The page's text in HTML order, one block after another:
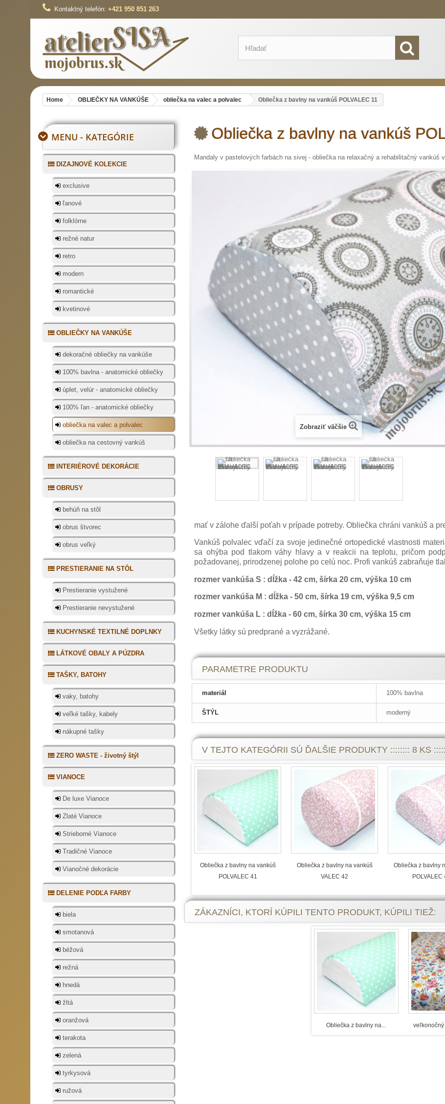
Kontaktný telefón: +421 950 851 263
Home OBLIEČKY NA VANKÚŠE obliečka na valec a polvalec Obliečka z bavlny na vankúš POLVALEC 11
MENU - KATEGÓRIE
DIZAJNOVÉ KOLEKCIE
exclusive
ľanové
folklórne
režné natur
retro
modern
romantické
kvetinové
OBLIEČKY NA VANKÚŠE
dekoračné obliečky na vankúše
100% bavlna - anatomické obliečky
úplet, velúr - anatomické obliečky
100% ľan - anatomické obliečky
obliečka na valec a polvalec
obliečka na cestovný vankúš
INTERIÉROVÉ DEKORÁCIE
OBRUSY
behúň na stôl
obrus štvorec
obrus veľký
PRESTIERANIE NA STÔL
Prestieranie vystužené
Prestieranie nevystužené
KUCHYNSKÉ TEXTILNÉ DOPLNKY
LÁTKOVÉ OBALY A PÚZDRA
TAŠKY, BATOHY
vaky, batohy
veľké tašky, kabely
nákupné tašky
ZERO WASTE - životný štýl
VIANOCE
De luxe Vianoce
Zlaté Vianoce
Strieborné Vianoce
Tradičné Vianoce
Vianočné dekorácie
DELENIE PODĽA FARBY
biela
smotanová
béžová
režná
hnedá
žltá
oranžová
terakota
zelená
tyrkysová
ružová
Obliečka z bavlny na vankúš
Mandaly v pastelových farbách na sivej - obliečka na relaxačný a rehabilitačný vankúš
Zobraziť väčšie
mať v zálohe ďalší poťah v prípade potreby. Obliečka chráni vankúš a
Vankúš polvalec vďačí za svoje jedinečné ortopedické vlastnosti
sa ohýba pod tlakom váhy hlavy a v reakcii na teplotu, pričom
požadovanej, prirodzenej polohe po celú noc. Profi vankúš zabraňuje
rozmer vankúša S : dĺžka - 42 cm, šírka 20 cm, výška 10 cm
rozmer vankúša M : dĺžka - 50 cm, šírka 19 cm, výška 9,5 cm
rozmer vankúša L : dĺžka - 60 cm, šírka 30 cm, výška 15 cm
Všetky látky sú predprané a vyzrážané.
PARAMETRE PRODUKTU
materiál 100% bavlna
ŠTÝL moderný
V TEJTO KATEGÓRII SÚ ĎALŠIE PRODUKTY :::::::: 8 KS
Obliečka z bavlny na vankúš
POLVALEC 41
Obliečka z bavlny na vankúš
VALEC 42
Obliečka z bavlny
POLVALEC
ZÁKAZNÍCI, KTORÍ KÚPILI TENTO PRODUKT, KÚPILI TIEŽ:
Obliečka z bavlny na... veľkonočný